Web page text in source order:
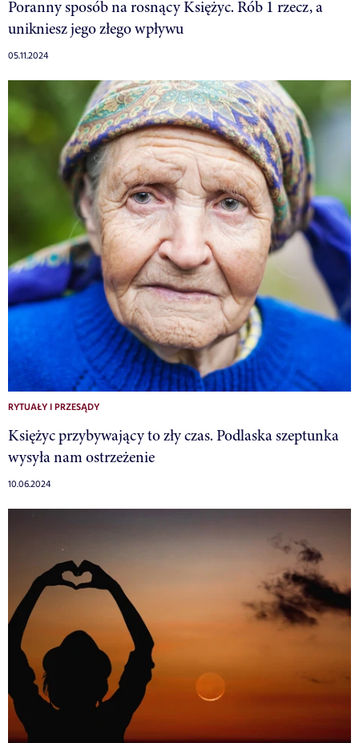
Poranny sposób na rosnący Księżyc. Rób 1 rzecz, a
unikniesz jego złego wpływu
05.11.2024
RYTUAŁY I PRZESĄDY
Księżyc przybywający to zły czas. Podlaska szeptunka
wysyła nam ostrzeżenie
10.06.2024